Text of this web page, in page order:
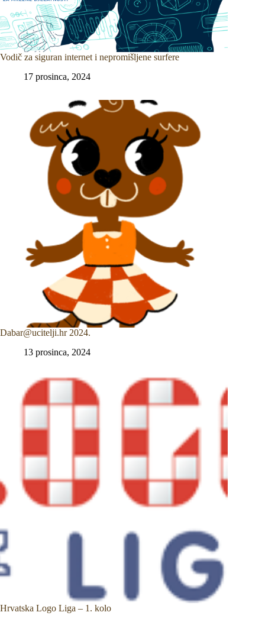
Vodič za siguran internet i nepromišljene surfere
17 prosinca, 2024
Dabar@ucitelji.hr 2024.
13 prosinca, 2024
Hrvatska Logo Liga – 1. kolo